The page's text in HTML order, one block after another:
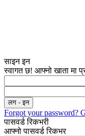
साइन इन
स्वागत छ! आफ्नो खाता मा
Forgot your password?
पासवर्ड रिकभरी
आफ्नो पासवर्ड रिकभर